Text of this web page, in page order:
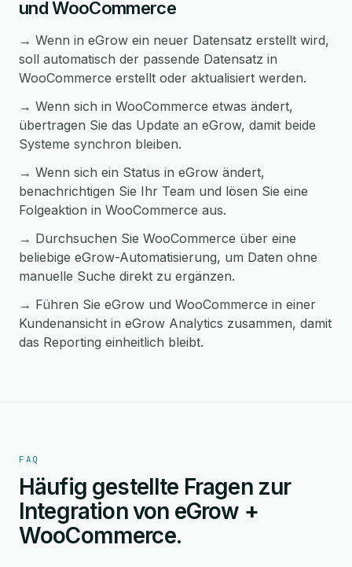
und WooCommerce
→ Wenn in eGrow ein neuer Datensatz erstellt wird,
soll automatisch der passende Datensatz in
WooCommerce erstellt oder aktualisiert werden.
→ Wenn sich in WooCommerce etwas ändert,
übertragen Sie das Update an eGrow, damit beide
Systeme synchron bleiben.
→ Wenn sich ein Status in eGrow ändert,
benachrichtigen Sie Ihr Team und lösen Sie eine
Folgeaktion in WooCommerce aus.
→ Durchsuchen Sie WooCommerce über eine
beliebige eGrow-Automatisierung, um Daten ohne
manuelle Suche direkt zu ergänzen.
→ Führen Sie eGrow und WooCommerce in einer
Kundenansicht in eGrow Analytics zusammen, damit
das Reporting einheitlich bleibt.
FAQ
Häufig gestellte Fragen zur
Integration von eGrow +
WooCommerce.